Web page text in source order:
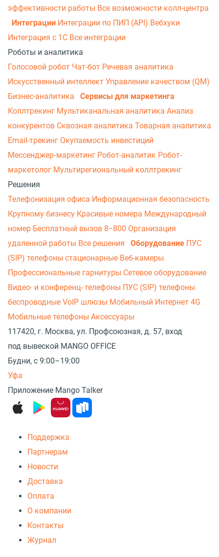
эффективности работы Все возможности колл-центра
Интеграции Интеграции по ПИП (API) Вебхуки
Интеграция с 1С Все интеграции
Роботы и аналитика
Голосовой робот Чат-бот Речевая аналитика
Искусственный интеллект Управление качеством (QM)
Бизнес-аналитика
Сервисы для маркетинга
Коллтрекинг Мультиканальная аналитика Анализ
конкурентов Сквозная аналитика Товарная аналитика
Email-трекинг Окупаемость инвестиций
Мессенджер‑маркетинг Робот-аналитик Робот-
маркетолог Мультирегиональный коллтрекинг
Решения
Телефонизация офиса Информационная безопасность
Крупному бизнесу Красивые номера Международный
номер Бесплатный вызов 8−800 Организация
удаленной работы Все решения Оборудование ПУС
(SIP) телефоны стационарные Веб-камеры
Профессиональные гарнитуры Сетевое оборудование
Видео- и конференц- телефоны ПУС (SIP) телефоны
беспроводные VoIP шлюзы Мобильный Интернет 4G
Мобильные телефоны Аксессуары
117420, г. Москва, ул. Профсоюзная, д. 57, вход
под вывеской MANGO OFFICE
Будни, с 9:00–19:00
Уфа
Приложение Mango Talker
Поддержка
Партнерам
Новости
Доставка
Оплата
О компании
Контакты
Журнал